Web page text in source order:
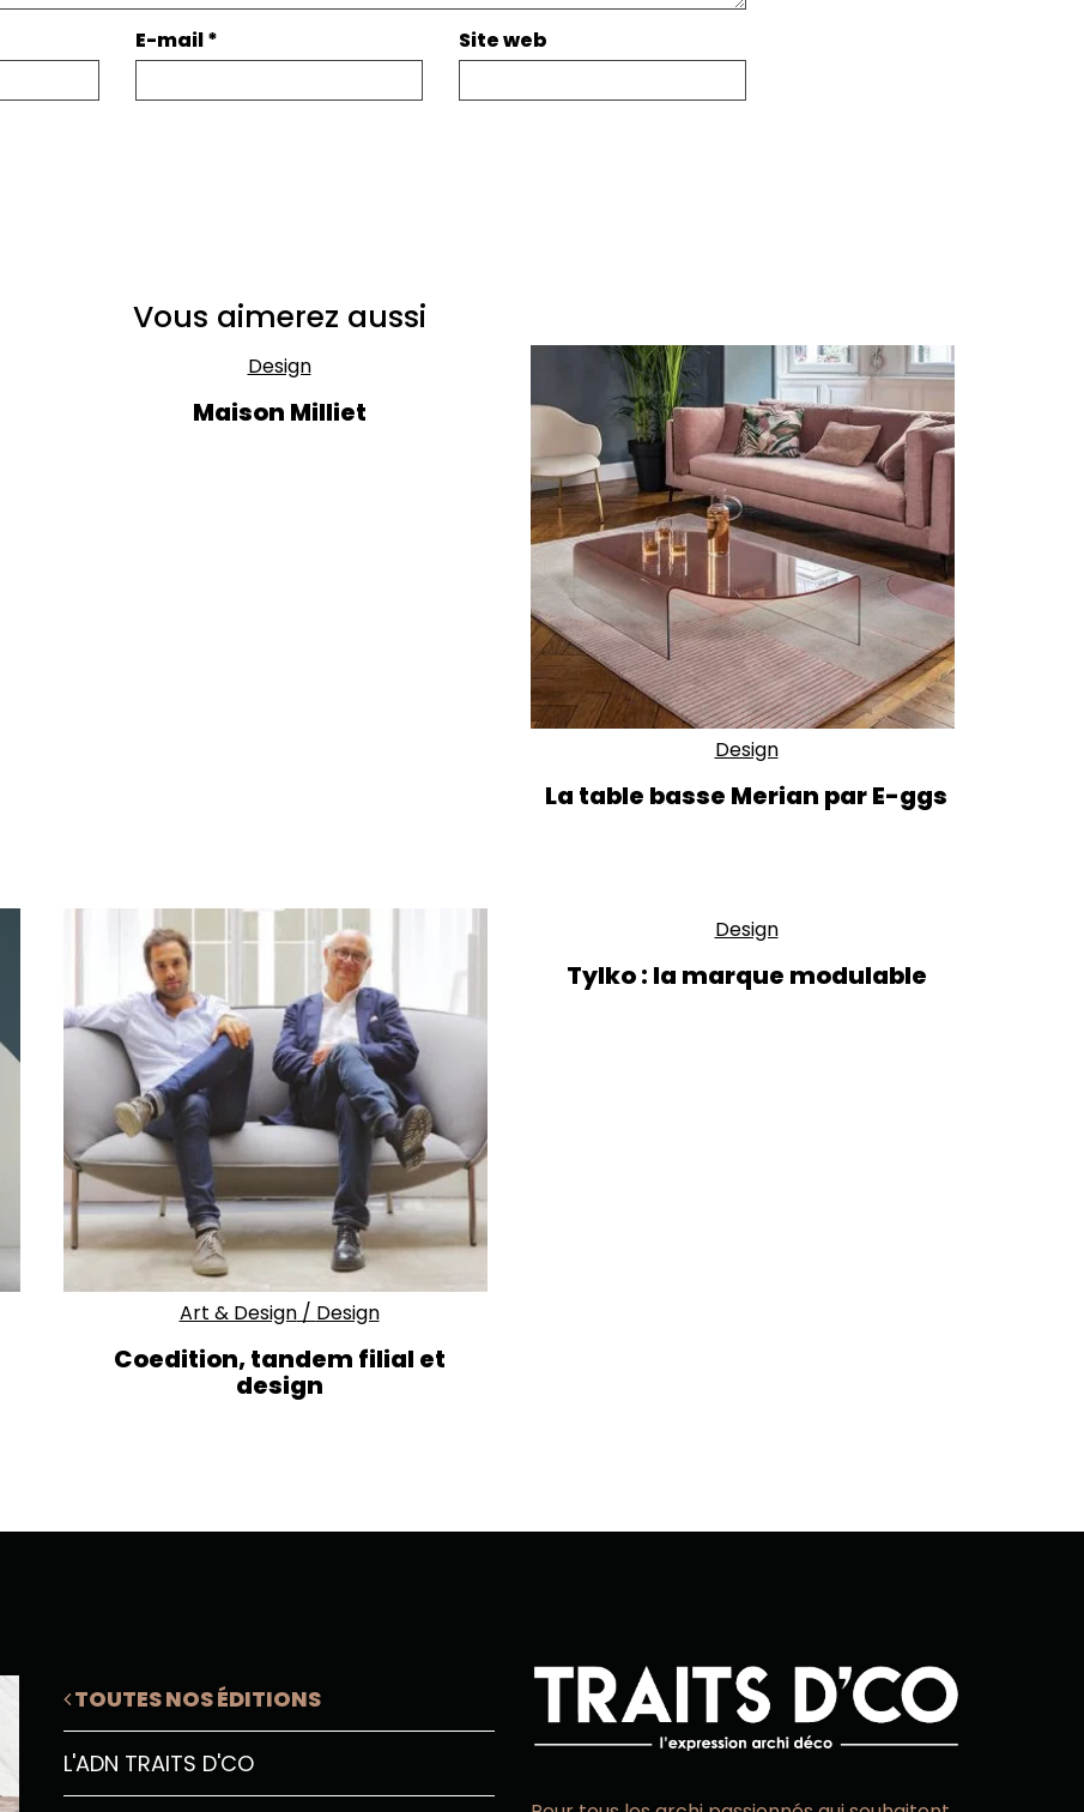
E-mail* Site web
Vous aimerez aussi
Design
Maison Milliet
Design
La table basse Merian par E-ggs
Art & Design/ Design
Coedition, tandem filial et
design
Design
Tylko : la marque modulable
TOUTES NOS ÉDITIONS
L'ADN TRAITS D'CO